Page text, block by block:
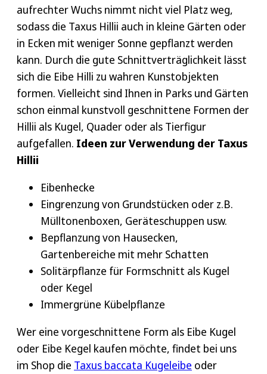
bekommenen auch die unteren Zweige weiterhin
genug Licht. Sie können die Taxus media Hillii
schneiden und als Kugel, Quader oder als
Tierfigur einen besonderen Platz geben.
Schablonen aus Holz, Pappe oder Drahtgeflecht
helfen dabei, entlang der Form zu schneiden.
Wichtig hierbei ist nur auf den regelmäßigen
Schnitt zu achten. Bei einem Formschnitt ist es
sinnvoll bis zu dreimal pro Jahr die Schere in die
Hand zu nehmen, während Sie bei einem
Rückschnitt notfalls auch mal ein Jahr aussetzen
können. Weitere Tipps zur Taxus media Hillii
Pflege gibt es auch im Heckenratgeber.
aufrechter Wuchs nimmt nicht viel Platz weg,
sodass die Taxus Hillii auch in kleine Gärten oder
in Ecken mit weniger Sonne gepflanzt werden
kann. Durch die gute Schnittverträglichkeit lässt
sich die Eibe Hilli zu wahren Kunstobjekten
formen. Vielleicht sind Ihnen in Parks und Gärten
schon einmal kunstvoll geschnittene Formen der
Hillii als Kugel, Quader oder als Tierfigur
aufgefallen. Ideen zur Verwendung der Taxus
Hillii
Eibenhecke
Eingrenzung von Grundstücken oder z.B.
Mülltonenboxen, Geräteschuppen usw.
Bepflanzung von Hausecken,
Gartenbereiche mit mehr Schatten
Solitärpflanze für Formschnitt als Kugel
oder Kegel
Immergrüne Kübelpflanze
Wer eine vorgeschnittene Form als Eibe Kugel
oder Eibe Kegel kaufen möchte, findet bei uns
im Shop die Taxus baccata Kugeleibe oder